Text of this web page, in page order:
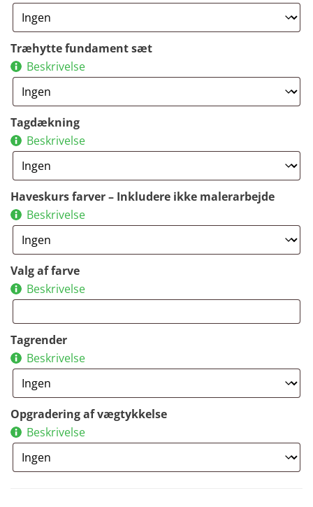
Træhytte fundament sæt
Beskrivelse
Tagdækning
Beskrivelse
Haveskurs farver – Inkludere ikke malerarbejde
Beskrivelse
Valg af farve
Beskrivelse
Tagrender
Beskrivelse
Opgradering af vægtykkelse
Beskrivelse